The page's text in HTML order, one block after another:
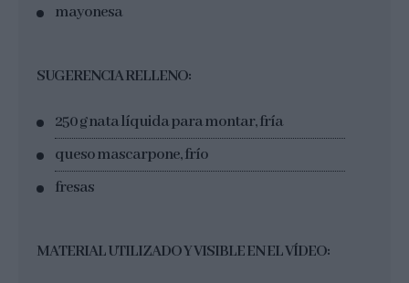
mayonesa
SUGERENCIA RELLENO:
250 g nata líquida para montar, fría
queso mascarpone, frío
fresas
MATERIAL UTILIZADO Y VISIBLE EN EL VÍDEO: